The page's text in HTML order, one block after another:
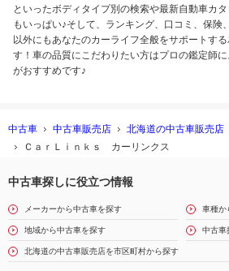
といったボディタイプ別の検索や最新自動車カ
もいっぱい♪そして、ランキング、口コミ、保険
以外にもあなたのカーライフ全般をサポートす
す！車の品質にこだわりたい方はプロの鑑定師
がおすすめです♪
中古車 中古車販売店 北海道の中古車販売店
ＣａｒＬｉｎｋｓ カーリンクス
中古車探しに役立つ情報
メーカーから中古車を探す 車種か
地域から中古車を探す 中古車
北海道の中古車販売店を市区町村から探す